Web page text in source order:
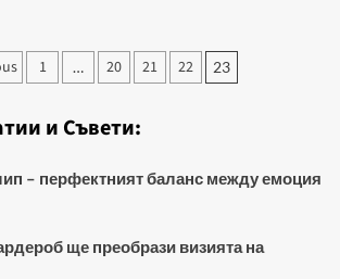
1 … 20 21 22 23
и Съвети:
– перфектният баланс между емоция
ще преобрази визията на